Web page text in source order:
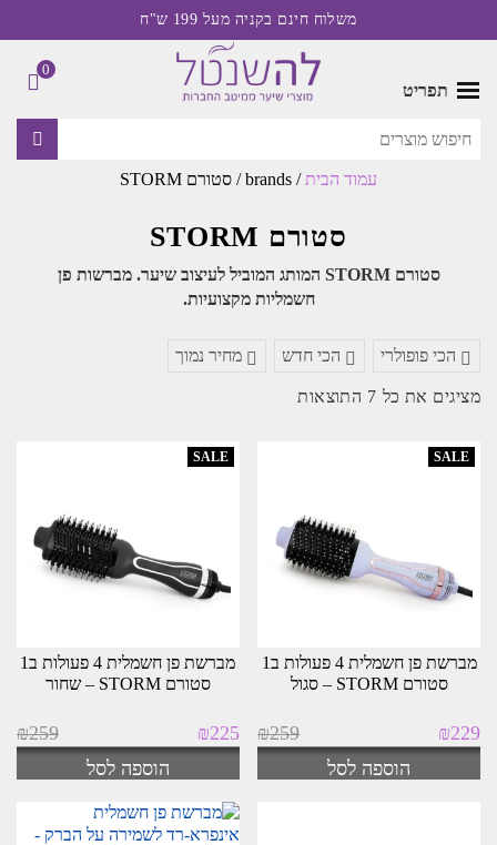
משלוח חינם בקניה מעל 199 ש"ח
תפריט
עמוד הבית / brands / סטורם STORM
סטורם STORM
סטורם STORM המותג המוביל לעיצוב שיער. מברשות פן
חשמליות מקצועיות.
הכי פופולרי הכי חדש מחיר נמוך
מציגים את כל ⁦7⁩ התוצאות
ממוין
מברשת פן חשמלית 4 פעולות ב1
סטורם STORM – סגול
₪259
המחיר
המקורי
₪229
הנוכחי
הוספה לסל
מברשת פן חשמלית 4 פעולות ב1
סטורם STORM – שחור
₪259
המחיר
המקורי
₪225
הנוכחי
הוספה לסל
0